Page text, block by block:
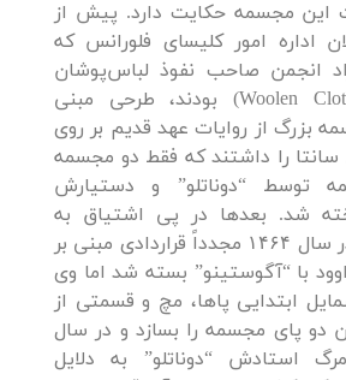
این مجسمه حکایت دارد. پیش از
اداره امور کلیسای فلورانس که
انجمن صاحب نفوذ لباس‌پوشان
پشمی (Woolen Cloth Guild) بودند، طرحی مبنی
۱۲ مجسمه بزرگ از روایات عهد قدیم بر روی
سانتا را داشتند که فقط دو مجسمه
توسط “دوناتلو” و دستیارش
شد. بعدها در پی اشتیاق به
ادامه این پرو‍ژه در سال ۱۴۶۴ مجدداً قراردادی مبنی بر
با “آگوستینو” بسته شد اما وی
ابتدایی پاها، مچ و قسمتی از
دو پای مجسمه را بسازد و در سال
مرگ استادش “دوناتلو” به دلایل